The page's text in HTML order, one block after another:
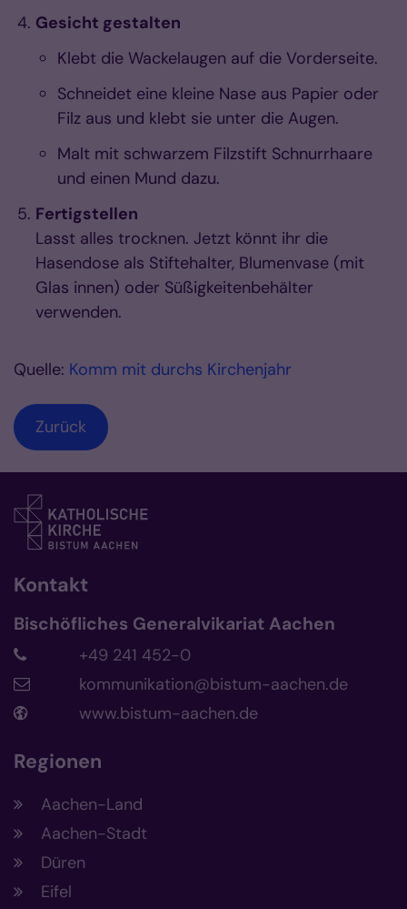
Gesicht gestalten
Klebt die Wackelaugen auf die Vorderseite.
Schneidet eine kleine Nase aus Papier oder
Filz aus und klebt sie unter die Augen.
Malt mit schwarzem Filzstift Schnurrhaare
und einen Mund dazu.
Fertigstellen
Lasst alles trocknen. Jetzt könnt ihr die
Hasendose als Stiftehalter, Blumenvase (mit
Glas innen) oder Süßigkeitenbehälter
verwenden.
Quelle: Komm mit durchs Kirchenjahr
Zurück
Kontakt
Bischöfliches Generalvikariat Aachen
+49 241 452-0
kommunikation@bistum-aachen.de
www.bistum-aachen.de
Regionen
Aachen-Land
Aachen-Stadt
Düren
Eifel